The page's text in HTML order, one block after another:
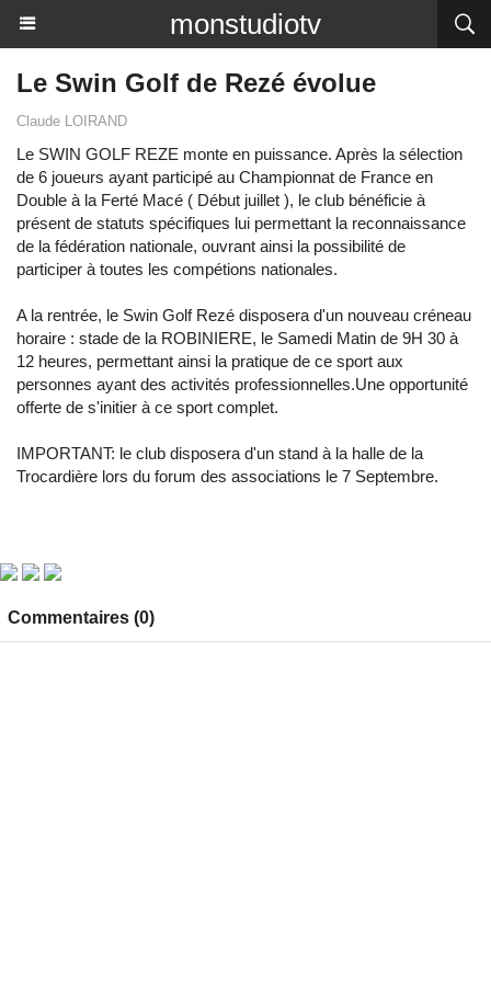
monstudiotv
Le Swin Golf de Rezé évolue
Claude LOIRAND
Le SWIN GOLF REZE monte en puissance. Après la sélection
de 6 joueurs ayant participé au Championnat de France en
Double à la Ferté Macé ( Début juillet ), le club bénéficie à
présent de statuts spécifiques lui permettant la reconnaissance
de la fédération nationale, ouvrant ainsi la possibilité de
participer à toutes les compétions nationales.
A la rentrée, le Swin Golf Rezé disposera d'un nouveau créneau
horaire : stade de la ROBINIERE, le Samedi Matin de 9H 30 à
12 heures, permettant ainsi la pratique de ce sport aux
personnes ayant des activités professionnelles.Une opportunité
offerte de s'initier à ce sport complet.
IMPORTANT: le club disposera d'un stand à la halle de la
Trocardière lors du forum des associations le 7 Septembre.
Commentaires (0)